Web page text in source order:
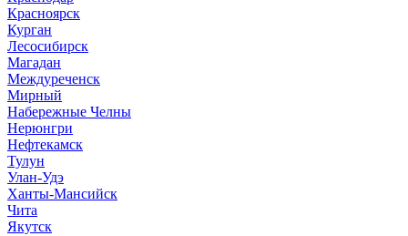
Красноярск
Курган
Лесосибирск
Магадан
Междуреченск
Мирный
Набережные Челны
Нерюнгри
Нефтекамск
Тулун
Улан-Удэ
Ханты-Мансийск
Чита
Якутск